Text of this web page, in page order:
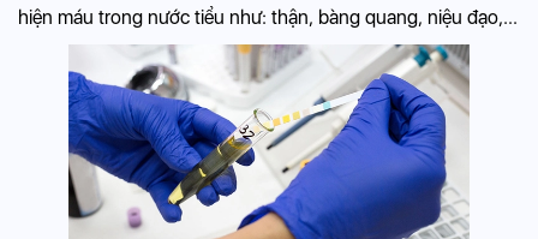
hiện máu trong nước tiểu như: thận, bàng quang, niệu đạo,...